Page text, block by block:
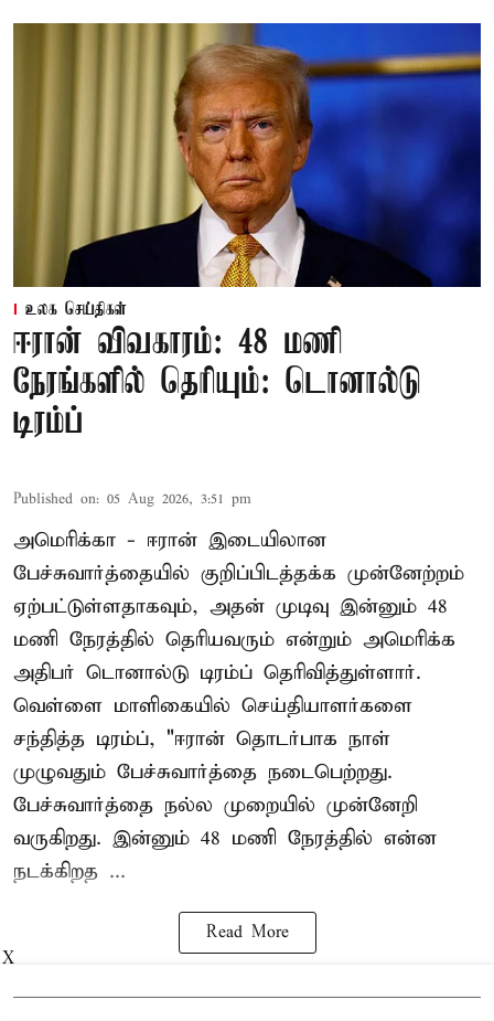
உலக செய்திகள்
ஈரான் விவகாரம்: 48 மணி
நேரங்களில் தெரியும்: டொனால்டு
டிரம்ப்
Published on: 05 Aug 2026, 3:51 pm
அமெரிக்கா - ஈரான் இடையிலான
பேச்சுவார்த்தையில் குறிப்பிடத்தக்க முன்னேற்றம்
ஏற்பட்டுள்ளதாகவும், அதன் முடிவு இன்னும் 48
மணி நேரத்தில் தெரியவரும் என்றும் அமெரிக்க
அதிபர் டொனால்டு டிரம்ப் தெரிவித்துள்ளார்.
வெள்ளை மாளிகையில் செய்தியாளர்களை
சந்தித்த டிரம்ப், "ஈரான் தொடர்பாக நாள்
முழுவதும் பேச்சுவார்த்தை நடைபெற்றது.
பேச்சுவார்த்தை நல்ல முறையில் முன்னேறி
வருகிறது. இன்னும் 48 மணி நேரத்தில் என்ன
நடக்கிறத ...
Read More
X